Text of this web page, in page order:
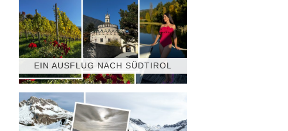
EIN AUSFLUG NACH SÜDTIROL